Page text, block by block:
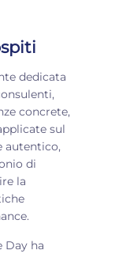
dedicata
concrete,
sul
autentico,
di
la
Day ha